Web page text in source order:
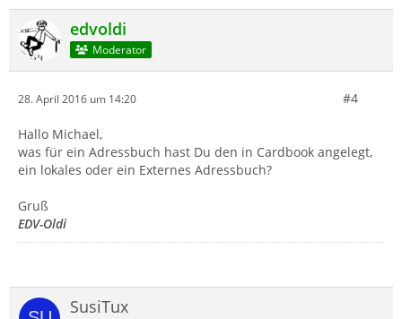
edvoldi
Moderator
28. April 2016 um 14:20 #4
Hallo Michael,
was für ein Adressbuch hast Du den in Cardbook angelegt,
ein lokales oder ein Externes Adressbuch?
Gruß
EDV-Oldi
SusiTux